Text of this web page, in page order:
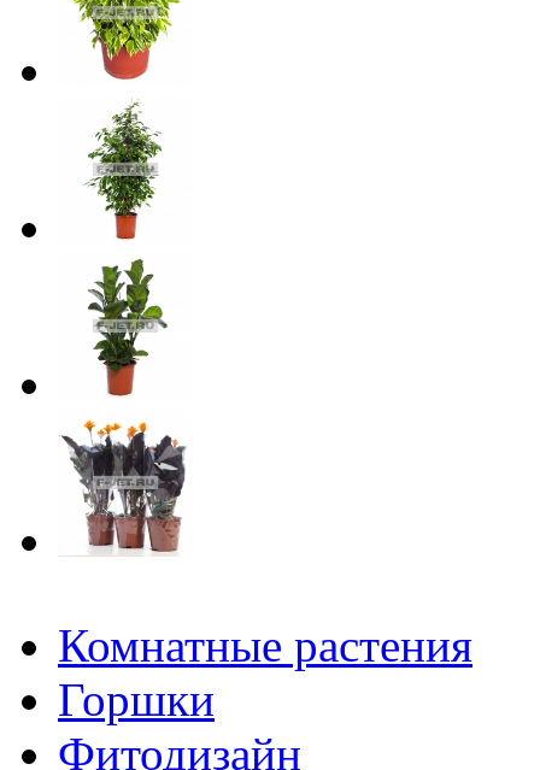
Комнатные растения
Горшки
Фитодизайн